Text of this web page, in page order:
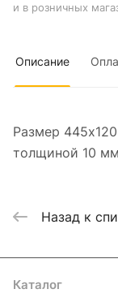
и в розничных
Описание
Размер
толщиной 10
Назад к
Каталог